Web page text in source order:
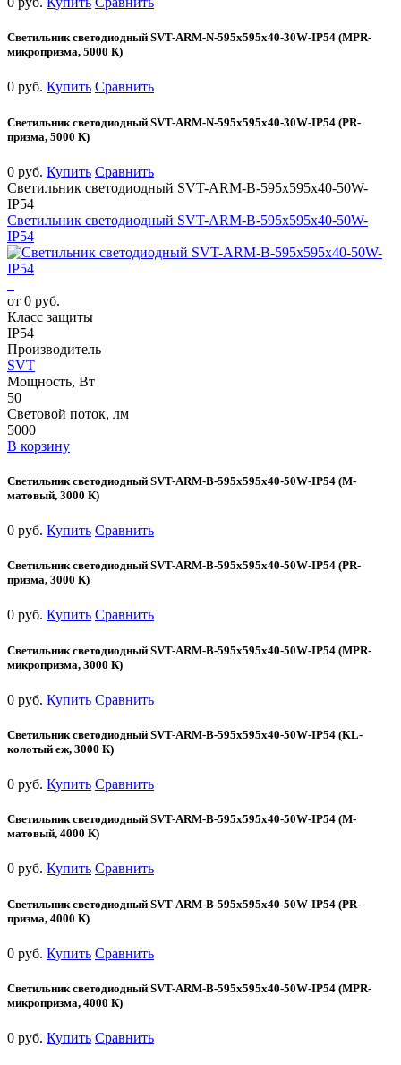
Светильник светодиодный SVT-ARM-N-595x595x40-30W-IP54 (MPR-
микропризма, 5000 К)
0 руб. Купить Сравнить
Светильник светодиодный SVT-ARM-N-595x595x40-30W-IP54 (PR-
призма, 5000 К)
0 руб. Купить Сравнить
Светильник светодиодный SVT-ARM-B-595x595x40-50W-
IP54
Светильник светодиодный SVT-ARM-B-595x595x40-50W-
IP54
от 0 руб.
Класс защиты
IP54
Производитель
SVT
Мощность, Вт
50
Световой поток, лм
5000
В корзину
Светильник светодиодный SVT-ARM-B-595x595x40-50W-IP54 (М-
матовый, 3000 К)
0 руб. Купить Сравнить
Светильник светодиодный SVT-ARM-B-595x595x40-50W-IP54 (PR-
призма, 3000 К)
0 руб. Купить Сравнить
Светильник светодиодный SVT-ARM-B-595x595x40-50W-IP54 (MPR-
микропризма, 3000 К)
0 руб. Купить Сравнить
Светильник светодиодный SVT-ARM-B-595x595x40-50W-IP54 (KL-
колотый еж, 3000 К)
0 руб. Купить Сравнить
Светильник светодиодный SVT-ARM-B-595x595x40-50W-IP54 (М-
матовый, 4000 К)
0 руб. Купить Сравнить
Светильник светодиодный SVT-ARM-B-595x595x40-50W-IP54 (PR-
призма, 4000 К)
0 руб. Купить Сравнить
Светильник светодиодный SVT-ARM-B-595x595x40-50W-IP54 (MPR-
микропризма, 4000 К)
0 руб. Купить Сравнить